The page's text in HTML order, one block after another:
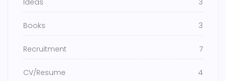
Ideas 3
Books 3
Recruitment 7
CV/Resume 4